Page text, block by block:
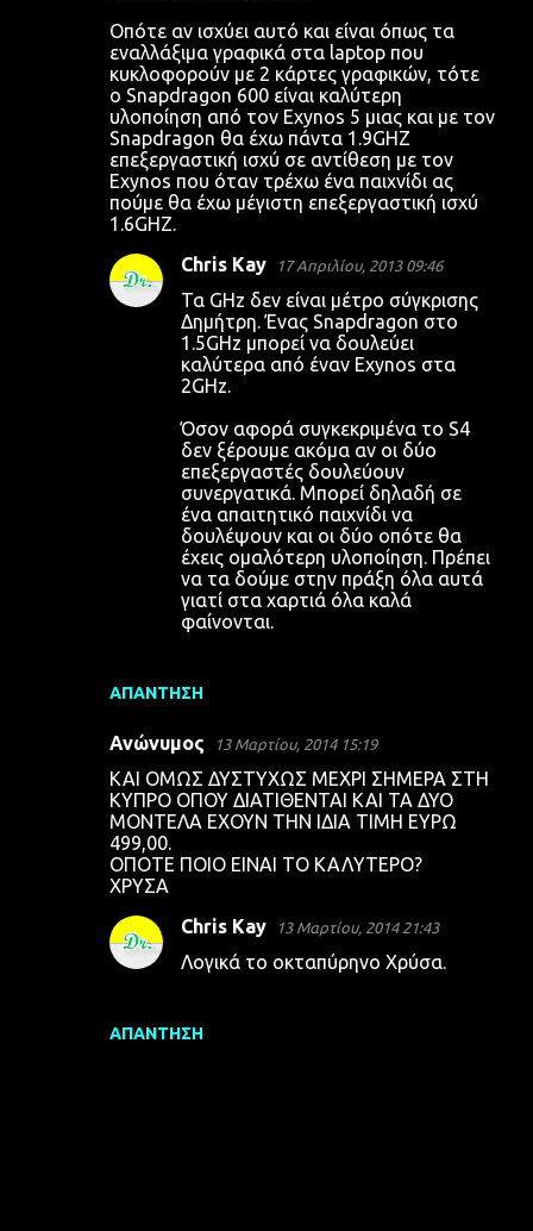
Οπότε αν ισχύει αυτό και είναι όπως τα
εναλλάξιμα γραφικά στα laptop που
κυκλοφορούν με 2 κάρτες γραφικών, τότε
ο Snapdragon 600 είναι καλύτερη
υλοποίηση από τον Exynos 5 μιας και με τον
Snapdragon θα έχω πάντα 1.9GHZ
επεξεργαστική ισχύ σε αντίθεση με τον
Exynos που όταν τρέχω ένα παιχνίδι ας
πούμε θα έχω μέγιστη επεξεργαστική ισχύ
1.6GHZ.
ΑΠΆΝΤΗΣΗ
Chris Kay 17 Απριλίου, 2013 09:46
Τα GHz δεν είναι μέτρο σύγκρισης
Δημήτρη. Ένας Snapdragon στο
1.5GHz μπορεί να δουλεύει
καλύτερα από έναν Exynos στα
2GHz.
Όσον αφορά συγκεκριμένα το S4
δεν ξέρουμε ακόμα αν οι δύο
επεξεργαστές δουλεύουν
συνεργατικά. Μπορεί δηλαδή σε
ένα απαιτητικό παιχνίδι να
δουλέψουν και οι δύο οπότε θα
έχεις ομαλότερη υλοποίηση. Πρέπει
να τα δούμε στην πράξη όλα αυτά
γιατί στα χαρτιά όλα καλά
φαίνονται.
Ανώνυμος 13 Μαρτίου, 2014 15:19
KAI ΟΜΩΣ ΔΥΣΤΥΧΩΣ ΜΕΧΡΙ ΣΗΜΕΡΑ ΣΤΗ
ΚΥΠΡΟ ΟΠΟΥ ΔΙΑΤΙΘΕΝΤΑΙ ΚΑΙ ΤΑ ΔΥΟ
ΜΟΝΤΕΛΑ ΕΧΟΥΝ ΤΗΝ ΙΔΙΑ ΤΙΜΗ ΕΥΡΩ
499,00.
ΟΠΟΤΕ ΠΟΙΟ ΕΙΝΑΙ ΤΟ ΚΑΛΥΤΕΡΟ?
ΧΡΥΣΑ
ΑΠΆΝΤΗΣΗ
Chris Kay 13 Μαρτίου, 2014 21:43
Λογικά το οκταπύρηνο Χρύσα.